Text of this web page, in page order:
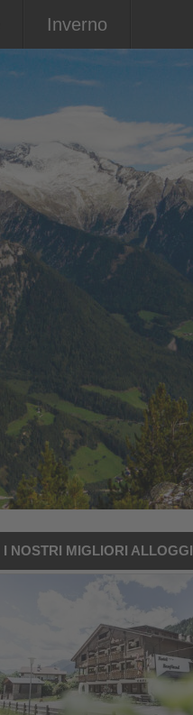
Inverno
I NOSTRI MIGLIORI ALLOGGI